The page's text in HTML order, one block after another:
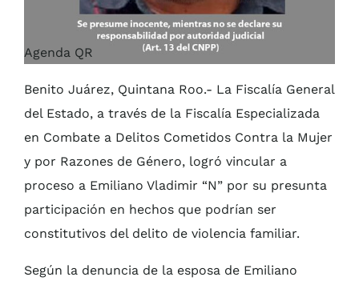
Agenda QR
Benito Juárez, Quintana Roo.- La Fiscalía General
del Estado, a través de la Fiscalía Especializada
en Combate a Delitos Cometidos Contra la Mujer
y por Razones de Género, logró vincular a
proceso a Emiliano Vladimir “N” por su presunta
participación en hechos que podrían ser
constitutivos del delito de violencia familiar.
Según la denuncia de la esposa de Emiliano